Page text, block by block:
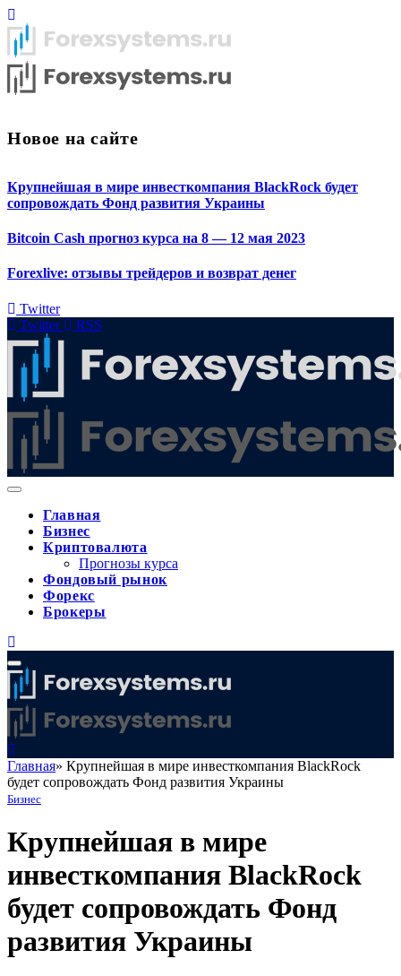
Новое на сайте
Крупнейшая в мире инвесткомпания BlackRock будет
сопровождать Фонд развития Украины
Bitcoin Cash прогноз курса на 8 — 12 мая 2023
Forexlive: отзывы трейдеров и возврат денег
Twitter
Twitter
RSS
Главная
Бизнес
Криптовалюта
Прогнозы курса
Фондовый рынок
Форекс
Брокеры
Главная» Крупнейшая в мире инвесткомпания BlackRock
будет сопровождать Фонд развития Украины
Бизнес
Крупнейшая в мире
инвесткомпания BlackRock
будет сопровождать Фонд
развития Украины